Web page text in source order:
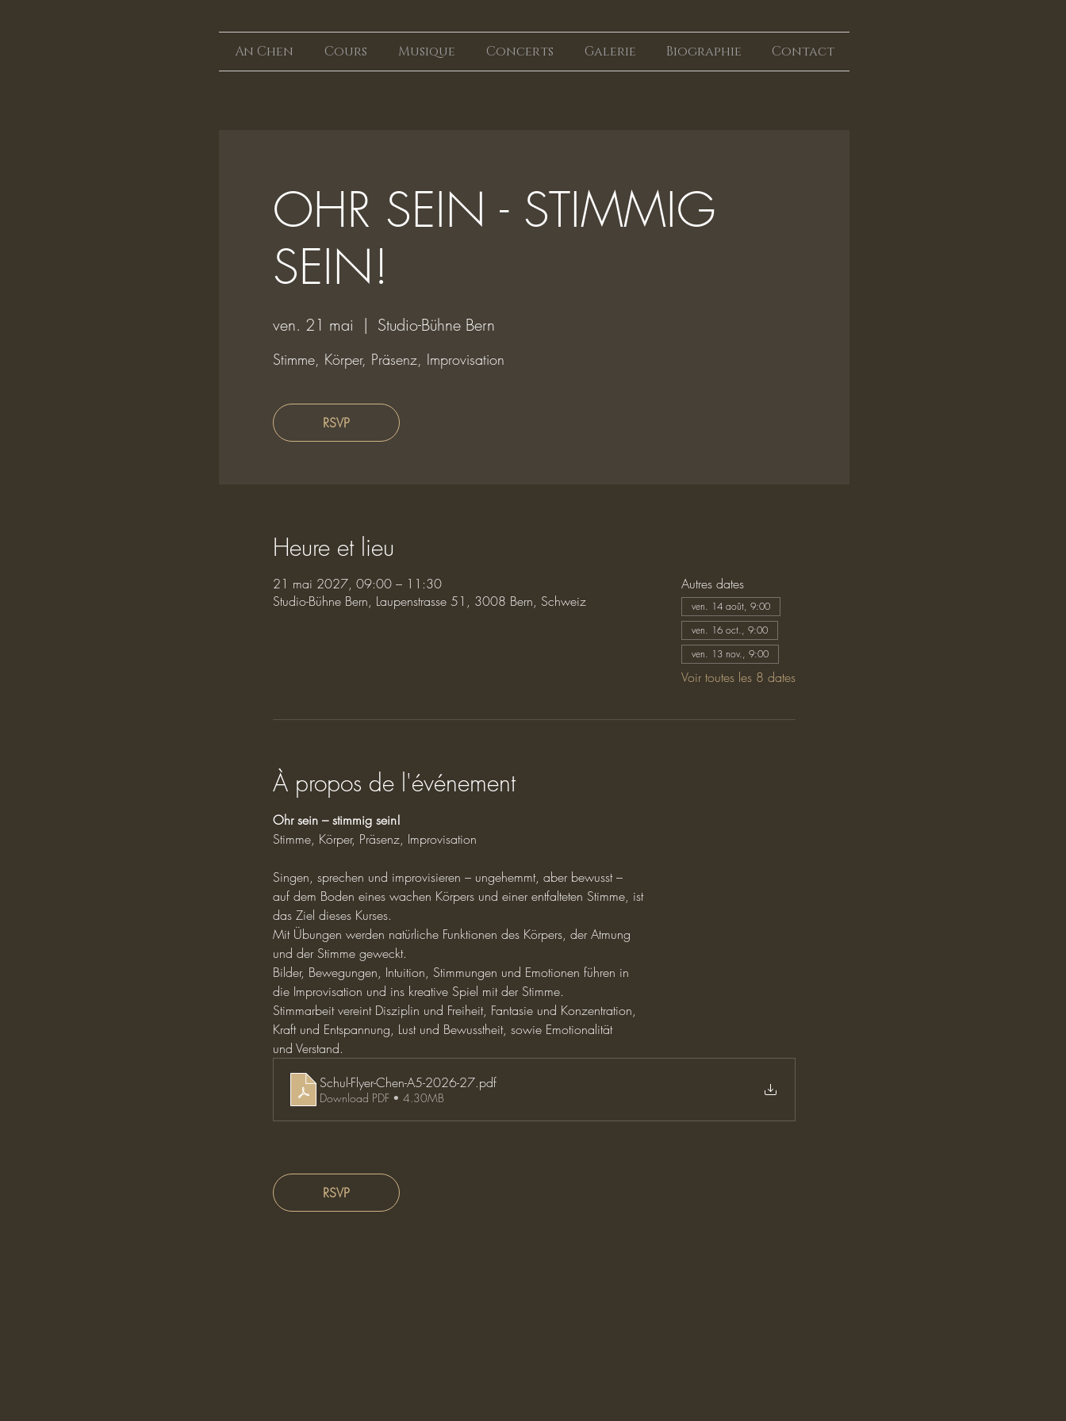
An Chen Cours Musique Concerts Galerie Biographie Contact
OHR SEIN - STIMMIG
SEIN!
ven. 21 mai
  |
Studio-Bühne Bern
Stimme, Körper, Präsenz, Improvisation
RSVP
Heure et lieu
21 mai 2027, 09:00 – 11:30
Studio-Bühne Bern, Laupenstrasse 51, 3008 Bern, Schweiz
Autres dates
ven. 14 août, 9:00
ven. 16 oct., 9:00
ven. 13 nov., 9:00
Voir toutes les 8 dates
À propos de l'événement
Ohr sein – stimmig sein!
Stimme, Körper, Präsenz, Improvisation
Singen, sprechen und improvisieren – ungehemmt, aber bewusst –
auf dem Boden eines wachen Körpers und einer entfalteten Stimme, ist
das Ziel dieses Kurses.
Mit Übungen werden natürliche Funktionen des Körpers, der Atmung
und der Stimme geweckt.
Bilder, Bewegungen, Intuition, Stimmungen und Emotionen führen in
die Improvisation und ins kreative Spiel mit der Stimme.
Stimmarbeit vereint Disziplin und Freiheit, Fantasie und Konzentration,
Kraft und Entspannung, Lust und Bewusstheit, sowie Emotionalität
und Verstand.
Schul-Flyer-Chen-A5-2026-27.pdf
Download PDF • 4.30MB
RSVP